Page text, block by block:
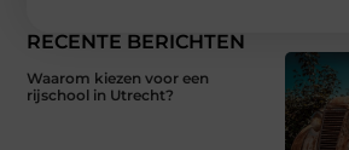
RECENTE BERICHTEN
Waarom kiezen voor een
rijschool in Utrecht?